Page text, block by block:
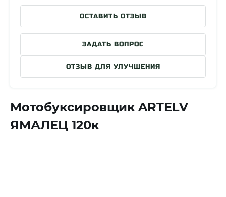
Страна сборки
Россия
Гарантия производителя
1 год (Двигатель и…
ОСТАВИТЬ ОТЗЫВ
ЗАДАТЬ ВОПРОС
ОТЗЫВ ДЛЯ УЛУЧШЕНИЯ
Мотобуксировщик ARTELV
ЯМАЛЕЦ 120к